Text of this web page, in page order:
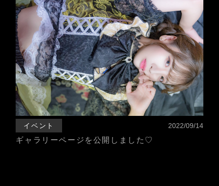
イベント 2022/09/14
ギャラリーページを公開しました♡